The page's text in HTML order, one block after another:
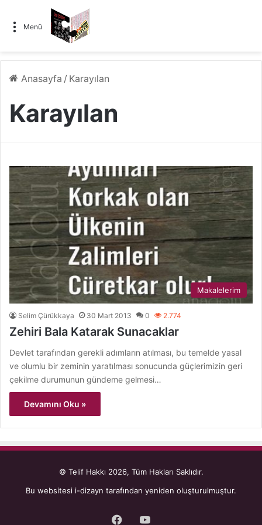
Menü
Anasayfa / Karayılan
Karayılan
Makalelerim
Selim Çürükkaya 30 Mart 2013 0 2.774
Zehiri Bala Katarak Sunacaklar
Devlet tarafından gerekli adımların atılması, bu temelde yasal
ve olumlu bir zeminin yaratılması sonucunda güçlerimizin geri
çekilme durumunun gündeme gelmesi…
Devamını Oku »
© Telif Hakkı 2026, Tüm Hakları Saklıdır.
Bu websitesi i-dizayn tarafından yeniden oluşturulmuştur.
Facebook